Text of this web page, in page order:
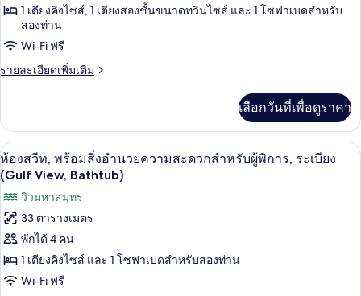
sofabed)
ของ
ห้อง
พัก
(1
bunkbed
&
sofabed)
1 เตียงคิงไซส์, 1 เตียงสองชั้นขนาดทวินไซส์ และ 1 โซฟาเบดสำหรับ
สองท่าน
Wi-Fi ฟรี
รายละเอียดเพิ่มเติม
ราย
เกี่ยว
กับ
ห้อง
พัก
(1
kingbed
&
bunkbed
&
sofabed)
เลือกวันที่เพื่อดูราคา
เปิด
ภาพถ่าย
ทั้งหมด
ของ
ห้อง
สวีท,
ห้องสวีท, พร้อมสิ่งอำนวยความสะดวก
7
ห้องสวีท, พร้อมสิ่งอำนวยความสะดวกสำหรับผู้พิการ, ระเบียง
(Gulf View, Bathtub)
วิวมหาสมุทร
33 ตารางเมตร
พักได้ 4 คน
1 เตียงคิงไซส์ และ 1 โซฟาเบดสำหรับสองท่าน
Wi-Fi ฟรี